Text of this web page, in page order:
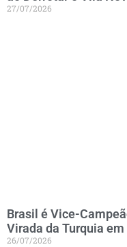
27/07/2026
Brasil é Vice-
Virada da Turquia
26/07/2026